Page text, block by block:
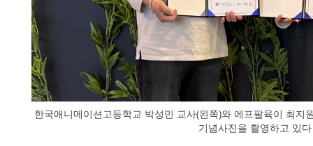
한국애니메이션고등학교 박성민 교사(왼쪽)와 에프팔육이 최지
기념사진을 촬영하고 있다